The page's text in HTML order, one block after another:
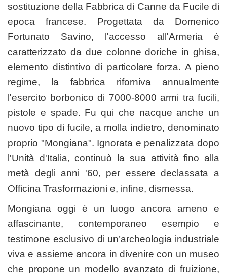
sostituzione della Fabbrica di Canne da Fucile di
epoca francese. Progettata da Domenico
Fortunato Savino, l'accesso all'Armeria è
caratterizzato da due colonne doriche in ghisa,
elemento distintivo di particolare forza. A pieno
regime, la fabbrica riforniva annualmente
l'esercito borbonico di 7000-8000 armi tra fucili,
pistole e spade. Fu qui che nacque anche un
nuovo tipo di fucile, a molla indietro, denominato
proprio "Mongiana". Ignorata e penalizzata dopo
l'Unità d'Italia, continuò la sua attività fino alla
metà degli anni '60, per essere declassata a
Officina Trasformazioni e, infine, dismessa.
Mongiana oggi è un luogo ancora ameno e
affascinante, contemporaneo esempio e
testimone esclusivo di un’archeologia industriale
viva e assieme ancora in divenire con un museo
che propone un modello avanzato di fruizione,